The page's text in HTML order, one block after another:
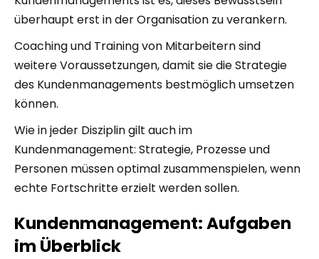
überhaupt erst in der Organisation zu verankern.
Coaching und Training von Mitarbeitern sind
weitere Voraussetzungen, damit sie die Strategie
des Kundenmanagements bestmöglich umsetzen
können.
Wie in jeder Disziplin gilt auch im
Kundenmanagement: Strategie, Prozesse und
Personen müssen optimal zusammenspielen, wenn
echte Fortschritte erzielt werden sollen.
Kundenmanagement: Aufgaben
im Überblick